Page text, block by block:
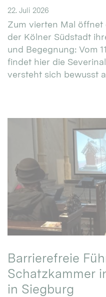
22. Juli 2026
Zum vierten Mal öffnet
der Kölner Südstadt
und Begegnung: Vom
findet hier die
versteht sich bewusst
Barrierefreie
Schatzkammer
in Siegburg